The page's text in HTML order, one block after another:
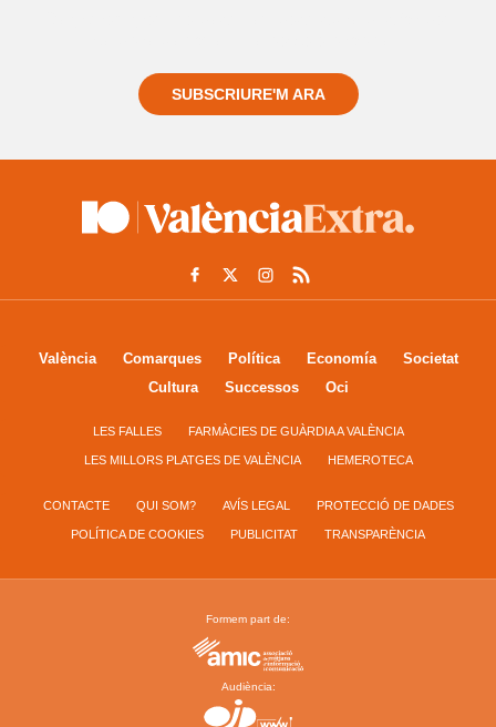
SUBSCRIURE'M ARA
València Comarques Política Economía
Societat
Cultura
Successos Oci
LES FALLES FARMÀCIES DE GUÀRDIA A VALÈNCIA
LES MILLORS PLATGES DE VALÈNCIA HEMEROTECA
CONTACTE QUI SOM? AVÍS LEGAL PROTECCIÓ DE DADES
POLÍTICA DE COOKIES PUBLICITAT TRANSPARÈNCIA
Formem part de:
Audiència: